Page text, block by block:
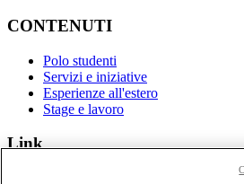
CONTENUTI
Polo studenti
Servizi e iniziative
Esperienze all'estero
Stage e lavoro
Link